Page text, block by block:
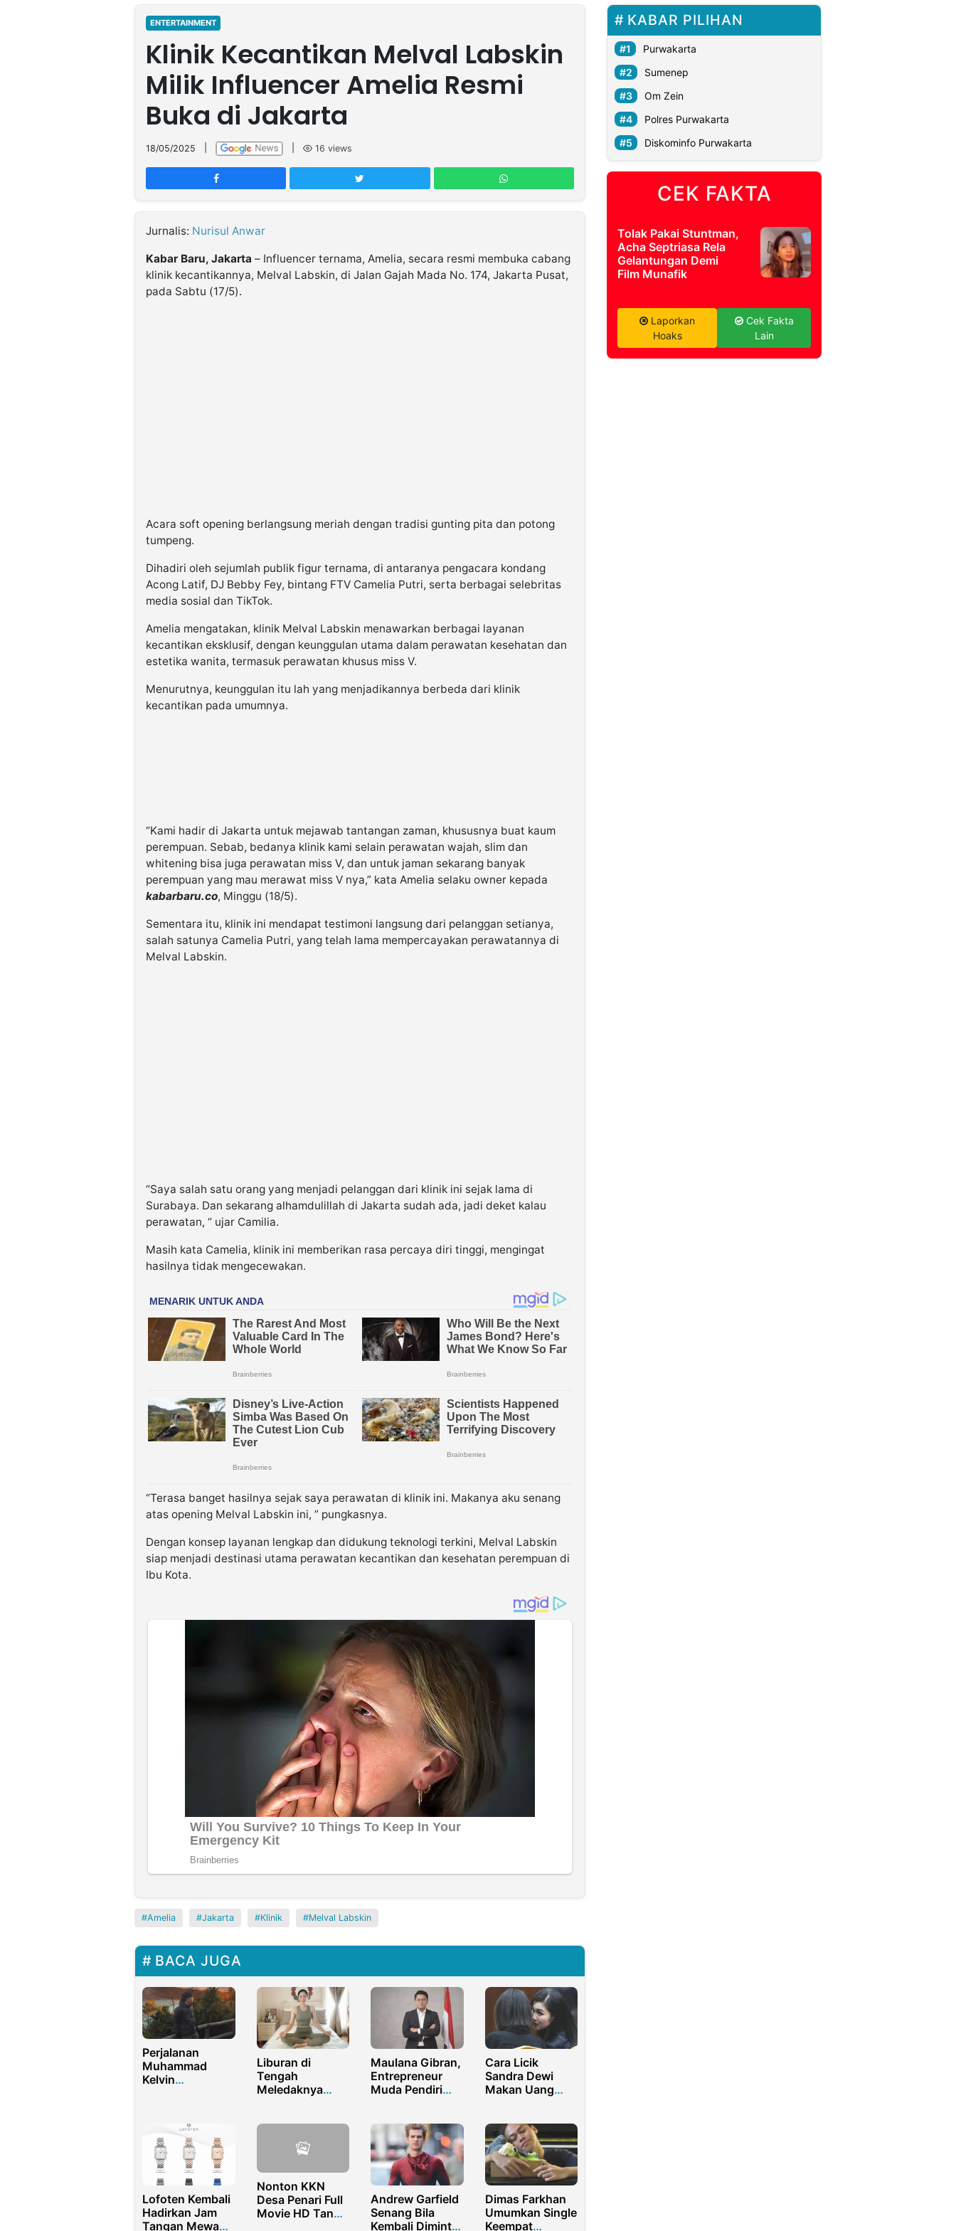
ENTERTAINMENT
Klinik Kecantikan Melval Labskin
Milik Influencer Amelia Resmi
Buka di Jakarta
18/05/2025 16 views
Jurnalis: Nurisul Anwar
Kabar Baru, Jakarta – Influencer ternama, Amelia, secara resmi membuka cabang
klinik kecantikannya, Melval Labskin, di Jalan Gajah Mada No. 174, Jakarta Pusat,
pada Sabtu (17/5).
Acara soft opening berlangsung meriah dengan tradisi gunting pita dan potong
tumpeng.
Dihadiri oleh sejumlah publik figur ternama, di antaranya pengacara kondang
Acong Latif, DJ Bebby Fey, bintang FTV Camelia Putri, serta berbagai selebritas
media sosial dan TikTok.
Amelia mengatakan, klinik Melval Labskin menawarkan berbagai layanan
kecantikan eksklusif, dengan keunggulan utama dalam perawatan kesehatan dan
estetika wanita, termasuk perawatan khusus miss V.
Menurutnya, keunggulan itu lah yang menjadikannya berbeda dari klinik
kecantikan pada umumnya.
“Kami hadir di Jakarta untuk mejawab tantangan zaman, khususnya buat kaum
perempuan. Sebab, bedanya klinik kami selain perawatan wajah, slim dan
whitening bisa juga perawatan miss V, dan untuk jaman sekarang banyak
perempuan yang mau merawat miss V nya,” kata Amelia selaku owner kepada
kabarbaru.co, Minggu (18/5).
Sementara itu, klinik ini mendapat testimoni langsung dari pelanggan setianya,
salah satunya Camelia Putri, yang telah lama mempercayakan perawatannya di
Melval Labskin.
“Saya salah satu orang yang menjadi pelanggan dari klinik ini sejak lama di
Surabaya. Dan sekarang alhamdulillah di Jakarta sudah ada, jadi deket kalau
perawatan, “ ujar Camilia.
Masih kata Camelia, klinik ini memberikan rasa percaya diri tinggi, mengingat
hasilnya tidak mengecewakan.
“Terasa banget hasilnya sejak saya perawatan di klinik ini. Makanya aku senang
atas opening Melval Labskin ini, ” pungkasnya.
Dengan konsep layanan lengkap dan didukung teknologi terkini, Melval Labskin
siap menjadi destinasi utama perawatan kecantikan dan kesehatan perempuan di
Ibu Kota.
Amelia Jakarta Klinik Melval Labskin
BACA JUGA
Perjalanan
Muhammad
Kelvin
Kini Sukses Jadi
Konten Kreator
Game
Liburan di
Tengah
Meledaknya
Keterbatasan!
Maulana Gibran,
Entrepreneur
Muda Pendiri
Indonesia
Cara Licik
Sandra Dewi
Makan Uang
Asisten Untuk
Kelabui Penyidik
Lofoten Kembali
Hadirkan Jam
Tangan Mewah
Nonton KKN
Desa Penari Full
Movie HD Tanpa
Andrew Garfield
Senang Bila
Kembali Diminta
Dimas Farkhan
Umumkan Single
Keempat
KABAR PILIHAN
Purwakarta
Sumenep
Om Zein
Polres Purwakarta
Diskominfo Purwakarta
CEK FAKTA
Tolak Pakai Stuntman,
Acha Septriasa Rela
Gelantungan Demi
Film Munafik
Laporkan
Hoaks
Cek Fakta
Lain